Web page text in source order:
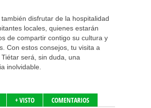
disfrutar de la hospitalidad
locales, quienes estarán
de compartir contigo su cultura y
Con estos consejos, tu visita a
será, sin duda, una
inolvidable.
+ VISTO COMENTARIOS